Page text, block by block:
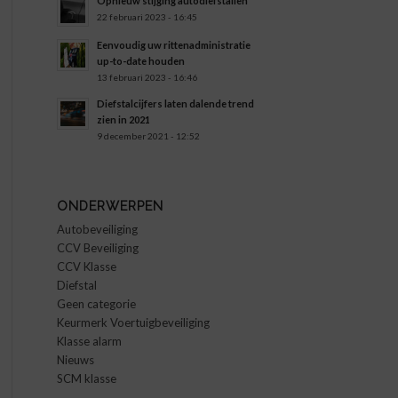
22 februari 2023 - 16:45
Eenvoudig uw rittenadministratie
up-to-date houden
13 februari 2023 - 16:46
Diefstalcijfers laten dalende trend
zien in 2021
9 december 2021 - 12:52
ONDERWERPEN
Autobeveiliging
CCV Beveiliging
CCV Klasse
Diefstal
Geen categorie
Keurmerk Voertuigbeveiliging
Klasse alarm
Nieuws
SCM klasse